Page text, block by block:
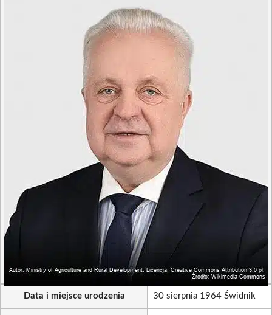
Data i miejsce urodzenia 30 sierpnia 1964 Świdnik